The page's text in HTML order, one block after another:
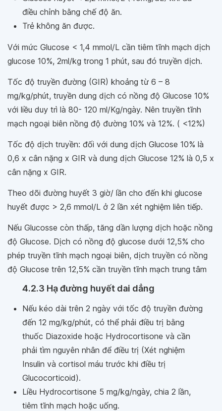
điều chỉnh bằng chế độ ăn.
Trẻ không ăn được.
Với mức Glucose < 1,4 mmol/L cần tiêm tĩnh mạch dịch
glucose 10%, 2ml/kg trong 1 phút, sau đó truyền dịch.
Tốc độ truyền đường (GIR) khoảng từ 6 – 8
mg/kg/phút, truyền dung dịch có nồng độ Glucose 10%
với liều duy trì là 80- 120 ml/Kg/ngày. Nên truyền tĩnh
mạch ngoại biên nồng độ đường 10% và 12%. ( <12%)
Tốc độ dịch truyền: đối với dung dịch Glucose 10% là
0,6 x cân nặng x GIR và dung dịch Glucose 12% là 0,5 x
cân nặng x GIR.
Theo dõi đường huyết 3 giờ/ lần cho đến khi glucose
huyết được > 2,6 mmol/L ở 2 lần xét nghiệm liên tiếp.
Nếu Glucosse còn thấp, tăng dần lượng dịch hoặc nồng
độ Glucose. Dịch có nồng độ glucose dưới 12,5% cho
phép truyền tĩnh mạch ngoại biên, dịch truyền có nồng
độ Glucose trên 12,5% cần truyền tĩnh mạch trung tâm
4.2.3 Hạ đường huyết dai dẳng
Nếu kéo dài trên 2 ngày với tốc độ truyền đường
đến 12 mg/kg/phút, có thể phải điều trị bằng
thuốc Diazoxide hoặc Hydrocortisone và cần
phải tìm nguyên nhân để điều trị (Xét nghiệm
Insulin và cortisol máu trước khi điều trị
Glucocorticoid).
Liều Hydrocortisone 5 mg/kg/ngày, chia 2 lần,
tiêm tĩnh mạch hoặc uống.